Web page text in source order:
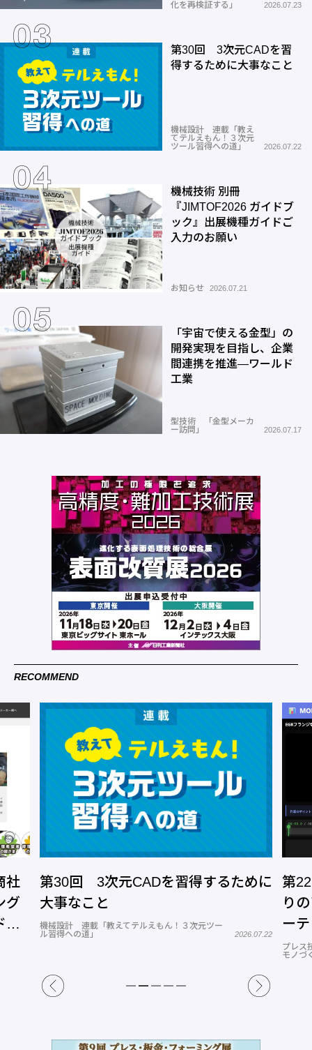
化を再検証する」
2026.07.23
第30回 3次元CADを習
得するために大事なこと
機械設計 連載「教え
てテルえもん！３次元
ツール習得への道」
2026.07.22
機械技術 別冊
『JIMTOF2026 ガイドブ
ック』出展機種ガイドご
入力のお願い
お知らせ 2026.07.21
「宇宙で使える金型」の
開発実現を目指し、企業
間連携を推進―ワールド
工業
型技術 「金型メーカ
ー訪問」
2026.07.17
RECOMMEND
社
グ
ッ
第30回 3次元CADを習得するために
大事なこと
機械設計 連載「教えてテルえもん！３次元ツー
ル習得への道」
2026.07.22
第
り
ー
プレス
モノづ